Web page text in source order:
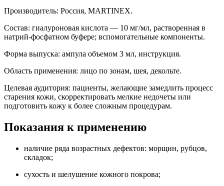
Производитель: Россия, MARTINEX.
Состав: гиалуроновая кислота — 10 мг/мл, растворенная в
натрий-фосфатном буфере; вспомогательные компоненты.
Форма выпуска: ампула объемом 3 мл, инструкция.
Область применения: лицо по зонам, шея, декольте.
Целевая аудитория: пациенты, желающие замедлить процесс
старения кожи, скорректировать мелкие недочеты или
подготовить кожу к более сложным процедурам.
Показания к применению
наличие ряда возрастных дефектов: морщин, рубцов,
складок;
сухость и шелушение кожного покрова;